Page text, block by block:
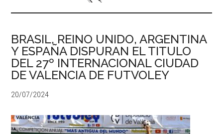
BRASIL, REINO UNIDO, ARGENTINA
Y ESPAÑA DISPURAN EL TITULO
DEL 27º INTERNACIONAL CIUDAD
DE VALENCIA DE FUTVOLEY
20/07/2024